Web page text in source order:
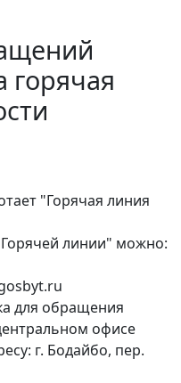
горячая
"Горячая линия
линии" можно:
для обращения
офисе
г. Бодайбо, пер.